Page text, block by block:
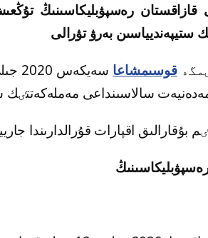
جىلى قازاقستان رەسپۋبليكاسىنىڭ
ستيپەنديياسىن بەرۋ تۋرالى
قوسىمشاعا
سالاسىنداعى